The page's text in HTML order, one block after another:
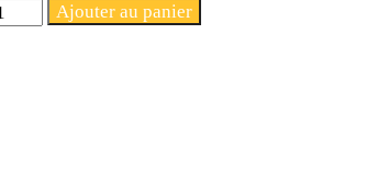
Ajouter au panier